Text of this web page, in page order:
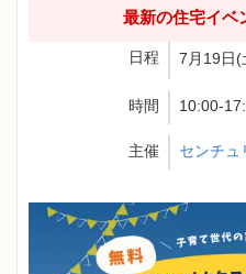
最新の住宅イベ
日程 7月19日(
時間 10:00-
主催 センチュ